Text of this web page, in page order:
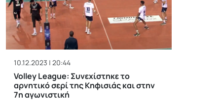
10.12.2023 | 20:44
Volley League: Συνεχίστηκε το
αρνητικό σερί της Κηφισιάς και στην
7η αγωνιστική